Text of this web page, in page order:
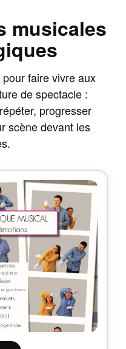
musicales
faire vivre aux
de spectacle :
progresser
scène devant les